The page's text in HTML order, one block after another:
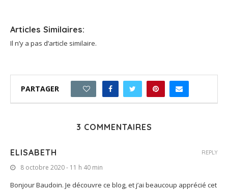
Articles Similaires:
Il n’y a pas d’article similaire.
PARTAGER
3 COMMENTAIRES
ELISABETH
8 octobre 2020 - 11 h 40 min
Bonjour Baudoin. Je découvre ce blog, et j’ai beaucoup apprécié cet
REPLY